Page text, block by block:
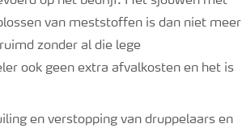
van meststoffen is dan niet meer
zonder al die lege
ook geen extra afvalkosten en het is
en verstopping van druppelaars en